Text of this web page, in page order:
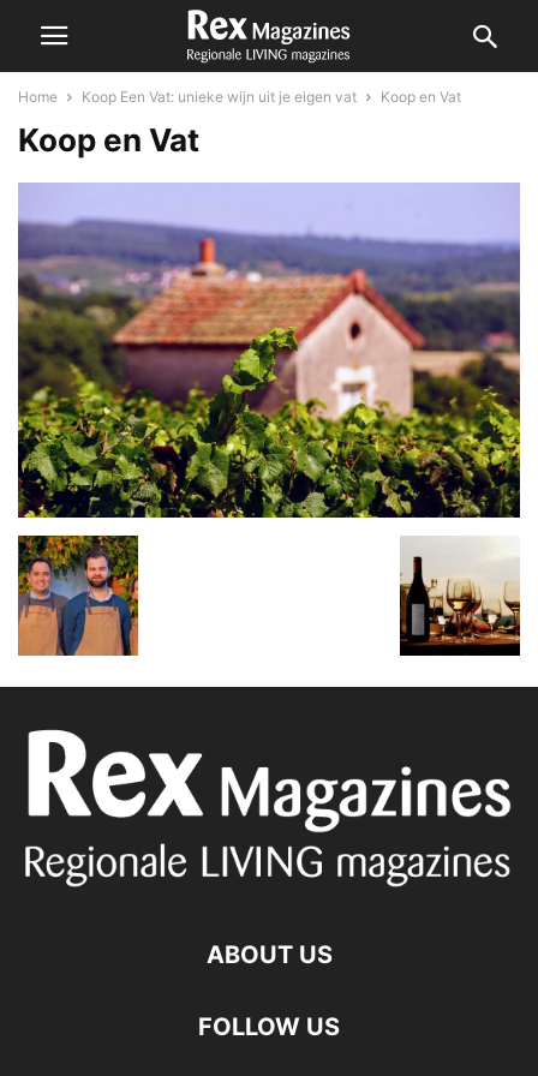
Home Koop Een Vat: unieke wijn uit je eigen vat Koop en Vat
Koop en Vat
ABOUT US
FOLLOW US